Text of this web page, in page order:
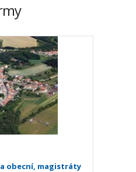
obecní, magistráty